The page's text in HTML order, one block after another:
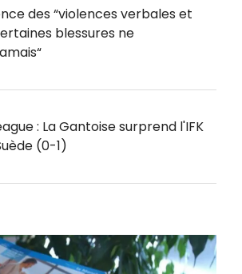
des “violences verbales et
blessures ne
: La Gantoise surprend l'IFK
(0-1)